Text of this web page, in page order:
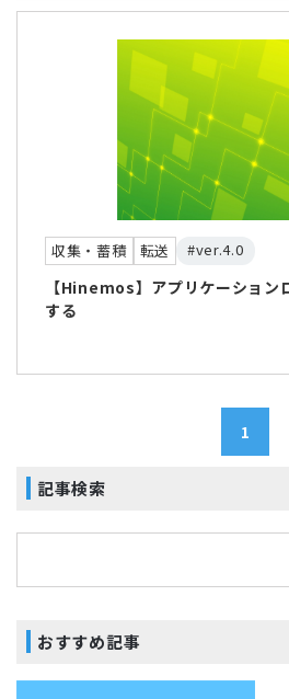
収集・蓄積 転送 #ver.4.0
【Hinemos】アプリケーショ
する
1
記事検索
おすすめ記事